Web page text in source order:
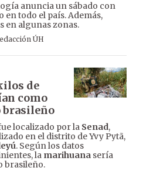
anuncia un sábado con
todo el país. Además,
en algunas zonas.
ÚH
de
como
brasileño
localizado por la Senad,
en el distrito de Yvy Pytã,
. Según los datos
la marihuana sería
brasileño.